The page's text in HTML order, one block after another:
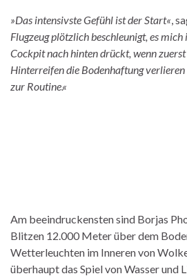
»Das intensivste Gefühl ist der Start«,
Flugzeug plötzlich beschleunigt, es
Cockpit nach hinten drückt, wenn
Hinterreifen die Bodenhaftung verlieren
zur Routine.«
Am beeindruckensten sind Borjas
Blitzen 12.000 Meter über dem
Wetterleuchten im Inneren von
überhaupt das Spiel von Wasser und